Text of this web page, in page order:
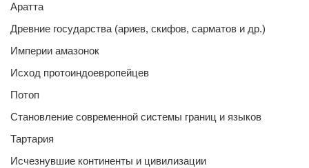
Аратта
Древние государства (ариев, скифов, сарматов и др.)
Империи амазонок
Исход протоиндоевропейцев
Потоп
Становление современной системы границ и языков
Тартария
Исчезнувшие континенты и цивилизации